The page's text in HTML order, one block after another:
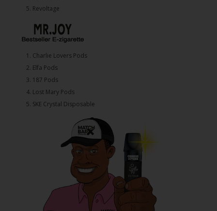
5. ⁠Revoltage
1.⁠ ⁠Charlie Lovers Pods
2.⁠ ⁠⁠Elfa Pods
3.⁠ ⁠⁠187 Pods
4.⁠ ⁠⁠Lost Mary Pods
5.⁠ ⁠⁠SKE Crystal Disposable